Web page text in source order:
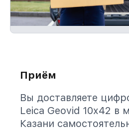
Приём
Вы доставляете
Leica Geovid 10x42 в
Казани